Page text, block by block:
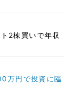
2棟買いで年収
万円で投資に臨